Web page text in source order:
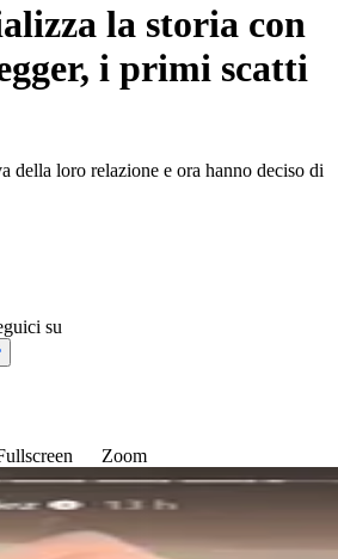
la storia con
i primi scatti
della loro relazione e ora hanno deciso di
su
Zoom